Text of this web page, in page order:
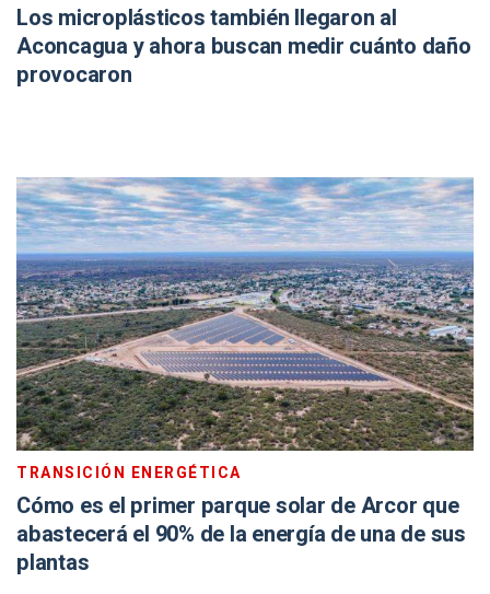
Los microplásticos también llegaron al
Aconcagua y ahora buscan medir cuánto daño
provocaron
TRANSICIÓN ENERGÉTICA
Cómo es el primer parque solar de Arcor que
abastecerá el 90% de la energía de una de sus
plantas